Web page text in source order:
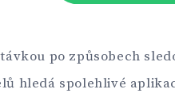
po způsobech
hledá spolehlivé